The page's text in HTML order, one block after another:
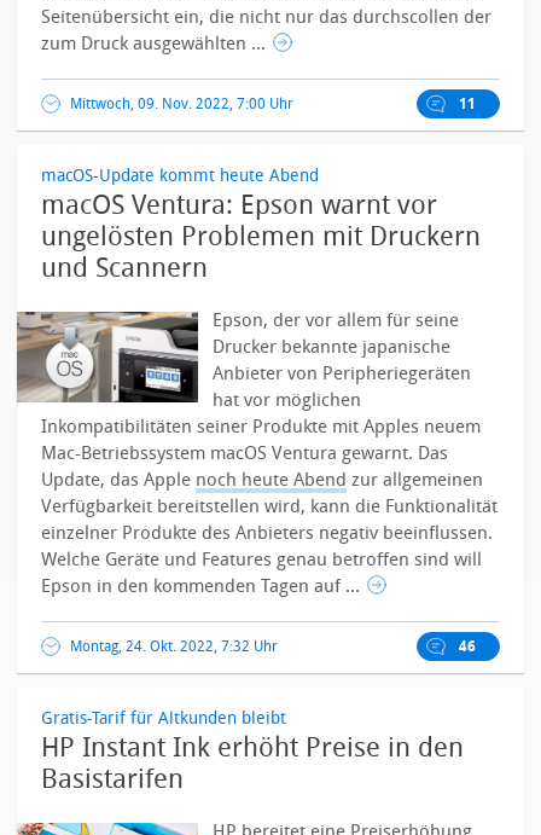
Seitenübersicht ein, die nicht nur das durchscollen der
zum Druck ausgewählten ...
Mittwoch, 09. Nov. 2022, 7:00 Uhr 11
macOS-Update kommt heute Abend
macOS Ventura: Epson warnt vor
ungelösten Problemen mit Druckern
und Scannern
Epson, der vor allem für seine
Drucker bekannte japanische
Anbieter von Peripheriegeräten
hat vor möglichen
Inkompatibilitäten seiner Produkte mit Apples neuem
Mac-Betriebssystem macOS Ventura gewarnt. Das
Update, das Apple noch heute Abend zur allgemeinen
Verfügbarkeit bereitstellen wird, kann die Funktionalität
einzelner Produkte des Anbieters negativ beeinflussen.
Welche Geräte und Features genau betroffen sind will
Epson in den kommenden Tagen auf ...
Montag, 24. Okt. 2022, 7:32 Uhr 46
Gratis-Tarif für Altkunden bleibt
HP Instant Ink erhöht Preise in den
Basistarifen